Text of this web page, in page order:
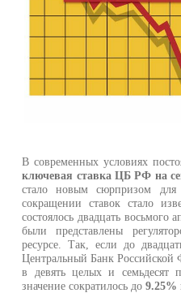
В современных условиях
ключевая ставка ЦБ РФ на
стало новым сюрпризом
сокращении ставок стало
состоялось двадцать восьмого
были представлены
ресурсе. Так, если до
Центральный Банк Российской
в девять целых и семьдесят
значение сократилось до9.25%